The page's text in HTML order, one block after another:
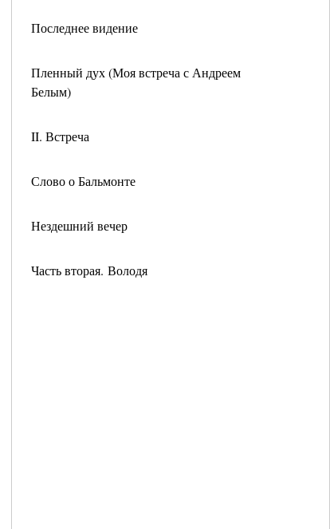
Последнее видение
Пленный дух (Моя встреча с Андреем
Белым)
II. Встреча
Слово о Бальмонте
Нездешний вечер
Часть вторая. Володя